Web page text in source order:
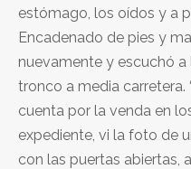
estómago, los oídos y a
Encadenado de pies y
nuevamente y escuchó
tronco a media carretera.
cuenta por la venda en
expediente, vi la foto de
con las puertas abiertas,